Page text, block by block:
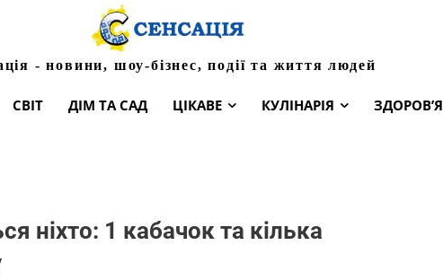
- новини, шоу-бізнес, події та життя людей
СВІТ ДІМ ТА САД ЦІКАВЕ КУЛІНАРІЯ ЗДОРОВ’Я
ніхто: 1 кабачок та кілька